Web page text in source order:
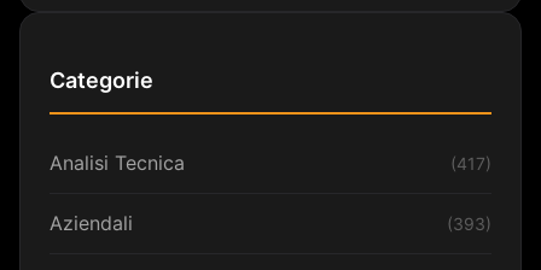
Categorie
Analisi Tecnica (417)
Aziendali (393)